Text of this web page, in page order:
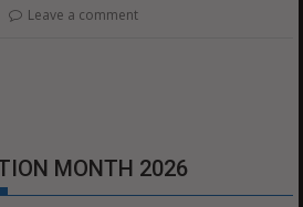
Leave a comment
MONTH 2026